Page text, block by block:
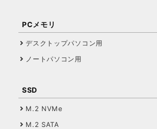
PCメモリ
デスクトップパソコン用
ノートパソコン用
SSD
M.2 NVMe
M.2 SATA